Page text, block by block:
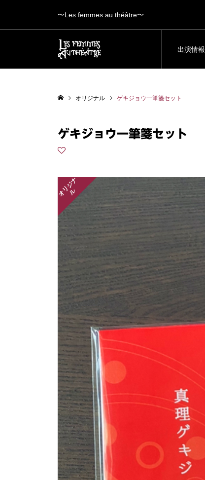
〜Les femmes au théâtre〜
出演情報
オリジナル ゲキジョウ一筆箋セット
ゲキジョウ一筆箋セット
オ
リ
ジ
ナ
ル